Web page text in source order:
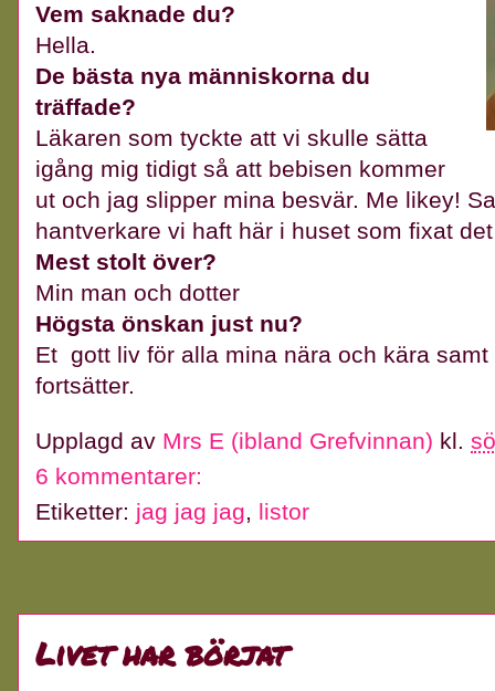
Vem saknade du?
Hella.
De bästa nya människorna du
träffade?
Läkaren som tyckte att vi skulle sätta
igång mig tidigt så att bebisen kommer
ut och jag slipper mina besvär. Me likey!
hantverkare vi haft här i huset som fixat
Mest stolt över?
Min man och dotter
Högsta önskan just nu?
Et gott liv för alla mina nära och kära
fortsätter.
Upplagd av Mrs E (ibland Grefvinnan) kl.
6 kommentarer:
Etiketter: jag jag jag listor
Livet har börjat